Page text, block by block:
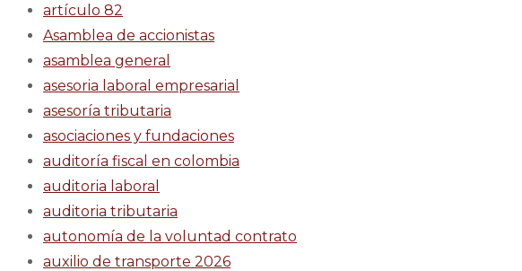
artículo 82
Asamblea de accionistas
asamblea general
asesoria laboral empresarial
asesoría tributaria
asociaciones y fundaciones
auditoría fiscal en colombia
auditoria laboral
auditoria tributaria
autonomía de la voluntad contrato
auxilio de transporte 2026